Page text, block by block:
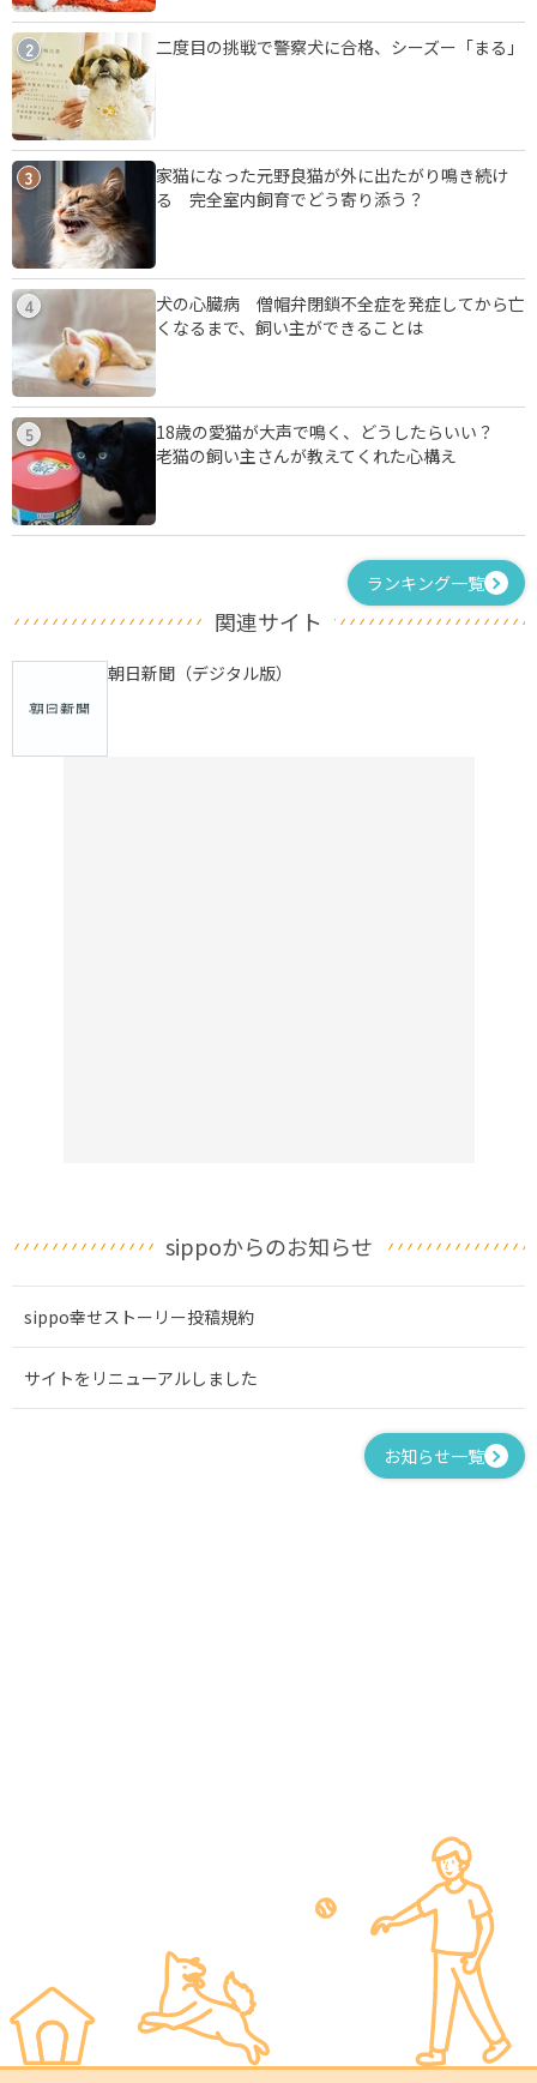
2 二度目の挑戦で警察犬に合格、シーズー「まる」
3
家猫になった元野良猫が外に出たがり鳴き続け
る 完全室内飼育でどう寄り添う？
4
犬の心臓病 僧帽弁閉鎖不全症を発症してから亡
くなるまで、飼い主ができることは
5
18歳の愛猫が大声で鳴く、どうしたらいい？
老猫の飼い主さんが教えてくれた心構え
ランキング一覧
関連サイト
朝日新聞（デジタル版）
sippoからのお知らせ
sippo幸せストーリー投稿規約
サイトをリニューアルしました
お知らせ一覧